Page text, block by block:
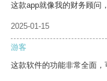
这款app就像我的财务顾问
2025-01-15
游客
这款软件的功能非常全面，